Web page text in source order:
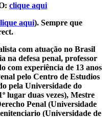
clique aqui
aqui). Sempre que
com atuação no Brasil
na defesa penal, professor
com experiência de 13 anos
pelo Centro de Estudios
pela Universidade do
lugar duas vezes), Mestre
Penal (Universidade
(Universidade de